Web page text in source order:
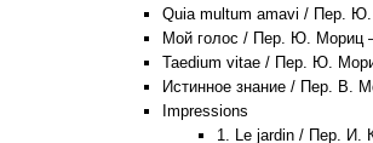
Quia multum amavi / Пер.
Мой голос / Пер. Ю. Мориц
Taedium vitae / Пер. Ю.
Истинное знание / Пер. В.
Impressions
1. Le jardin / Пер. И.